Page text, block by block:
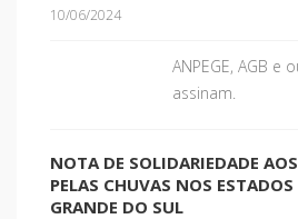
10/06/2024
ANPEGE, AGB e
assinam.
NOTA DE SOLIDARIEDADE
PELAS CHUVAS NOS
GRANDE DO SUL